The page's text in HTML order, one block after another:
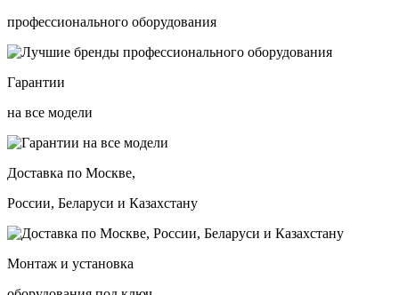
профессионального оборудования
Гарантии
на все модели
Доставка по Москве,
России, Беларуси и Казахстану
Монтаж и установка